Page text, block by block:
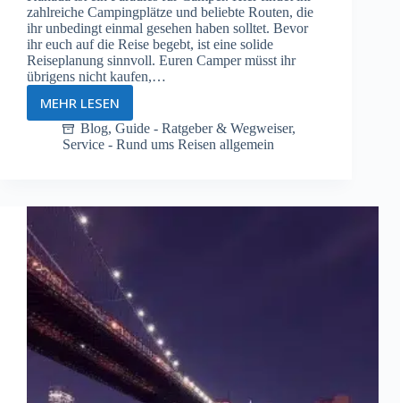
zahlreiche Campingplätze und beliebte Routen, die
ihr unbedingt einmal gesehen haben solltet. Bevor
ihr euch auf die Reise begebt, ist eine solide
Reiseplanung sinnvoll. Euren Camper müsst ihr
übrigens nicht kaufen,…
MEHR LESEN
Die
besten
Camper-
Blog, Guide - Ratgeber & Wegweiser,
Service - Rund ums Reisen allgemein